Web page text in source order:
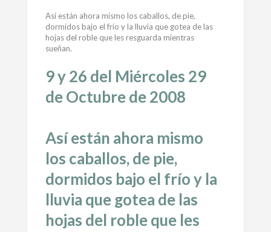
Así están ahora mismo los caballos, de pie,
dormidos bajo el frío y la lluvia que gotea de las
hojas del roble que les resguarda mientras
sueñan.
9 y 26 del Miércoles 29
de Octubre de 2008
Así están ahora mismo
los caballos, de pie,
dormidos bajo el frío y la
lluvia que gotea de las
hojas del roble que les